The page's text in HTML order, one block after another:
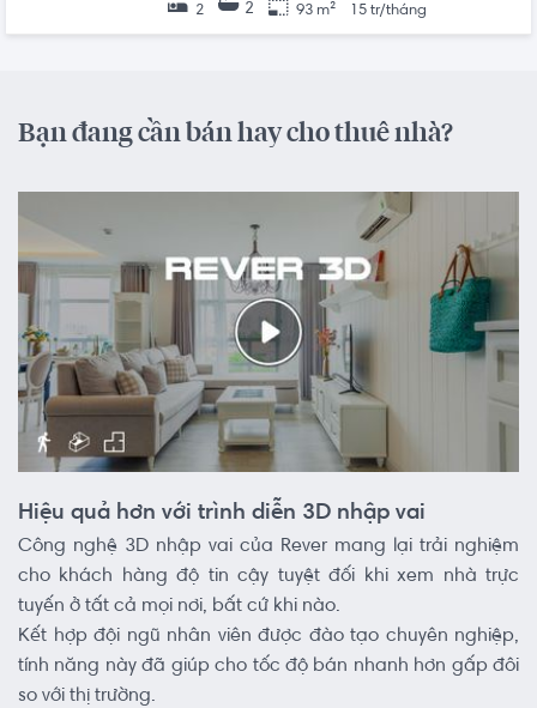
2 2 93 m² 15 tr/tháng
Bạn đang cần bán hay cho thuê nhà?
Hiệu quả hơn với trình diễn 3D nhập vai
Công nghệ 3D nhập vai của Rever mang lại trải nghiệm
cho khách hàng độ tin cậy tuyệt đối khi xem nhà trực
tuyến ở tất cả mọi nơi, bất cứ khi nào.
Kết hợp đội ngũ nhân viên được đào tạo chuyên nghiệp,
tính năng này đã giúp cho tốc độ bán nhanh hơn gấp đôi
so với thị trường.